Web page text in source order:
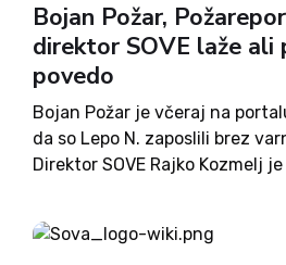
Bojan Požar,
direktor SOVE laže ali
povedo
Bojan Požar je včeraj na
da so Lepo N. zaposlili brez
Direktor SOVE Rajko Kozmelj
pogodbe o zaposlitvi za Lepo